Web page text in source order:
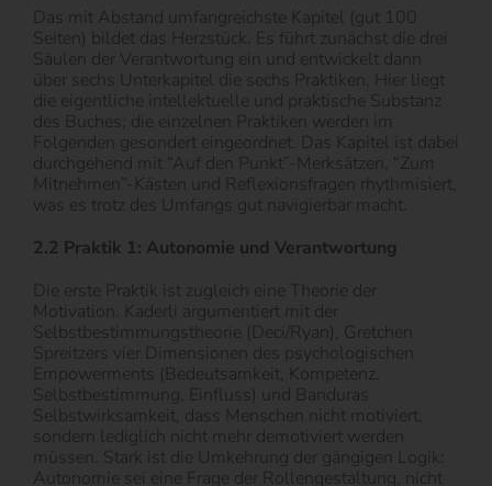
Das mit Abstand umfangreichste Kapitel (gut 100
Seiten) bildet das Herzstück. Es führt zunächst die drei
Säulen der Verantwortung ein und entwickelt dann
über sechs Unterkapitel die sechs Praktiken. Hier liegt
die eigentliche intellektuelle und praktische Substanz
des Buches; die einzelnen Praktiken werden im
Folgenden gesondert eingeordnet. Das Kapitel ist dabei
durchgehend mit “Auf den Punkt”-Merksätzen, “Zum
Mitnehmen”-Kästen und Reflexionsfragen rhythmisiert,
was es trotz des Umfangs gut navigierbar macht.
2.2 Praktik 1: Autonomie und Verantwortung
Die erste Praktik ist zugleich eine Theorie der
Motivation. Kaderli argumentiert mit der
Selbstbestimmungstheorie (Deci/Ryan), Gretchen
Spreitzers vier Dimensionen des psychologischen
Empowerments (Bedeutsamkeit, Kompetenz,
Selbstbestimmung, Einfluss) und Banduras
Selbstwirksamkeit, dass Menschen nicht motiviert,
sondern lediglich nicht mehr demotiviert werden
müssen. Stark ist die Umkehrung der gängigen Logik:
Autonomie sei eine Frage der Rollengestaltung, nicht